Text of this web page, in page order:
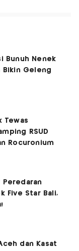
Bunuh Nenek
Bikin Geleng
Tewas
RSUD
Rocuronium
Peredaran
Five Star Bali,
dan Kasat